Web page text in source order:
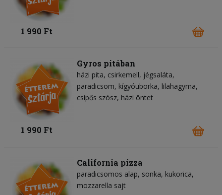
1 990 Ft
Gyros pitában
házi pita csirkemell jégsaláta
paradicsom kígyóuborka lilahagyma
csípős szósz házi öntet
1 990 Ft
California pizza
paradicsomos alap sonka kukorica
mozzarella sajt